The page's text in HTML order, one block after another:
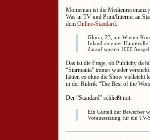
Momentan ist die Medienresonanz
Was in TV und Print/Internet an
dem Online-Standard:
Gloria, 23, am Wiener
Inland zu einer Hauptrolle
darauf warten 1000
Das ist die Frage, ob Publicity da
“Starmania” immer wieder
hätten es ohne die Show vielleicht
in der Rubrik “The Best of the
Der “Standard” schließt mit:
Ein Gutteil der Bewerber
Voraussetzung für ein TV-